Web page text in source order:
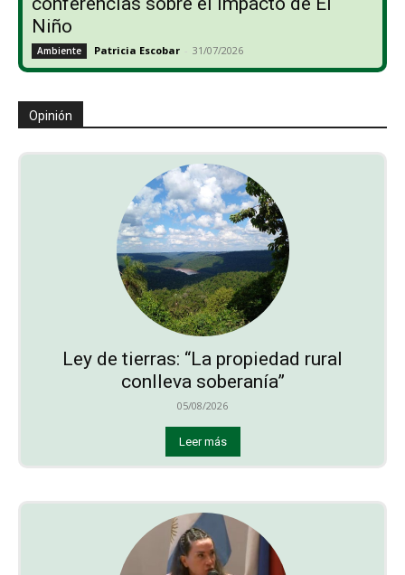
Niño
Ambiente Patricia Escobar - 31/07/2026
Opinión
Ley de tierras: “La propiedad rural
conlleva soberanía”
05/08/2026
Leer más